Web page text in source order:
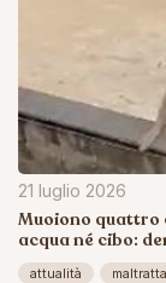
21 luglio 2026
Muoiono quattro
acqua né cibo:
attualità